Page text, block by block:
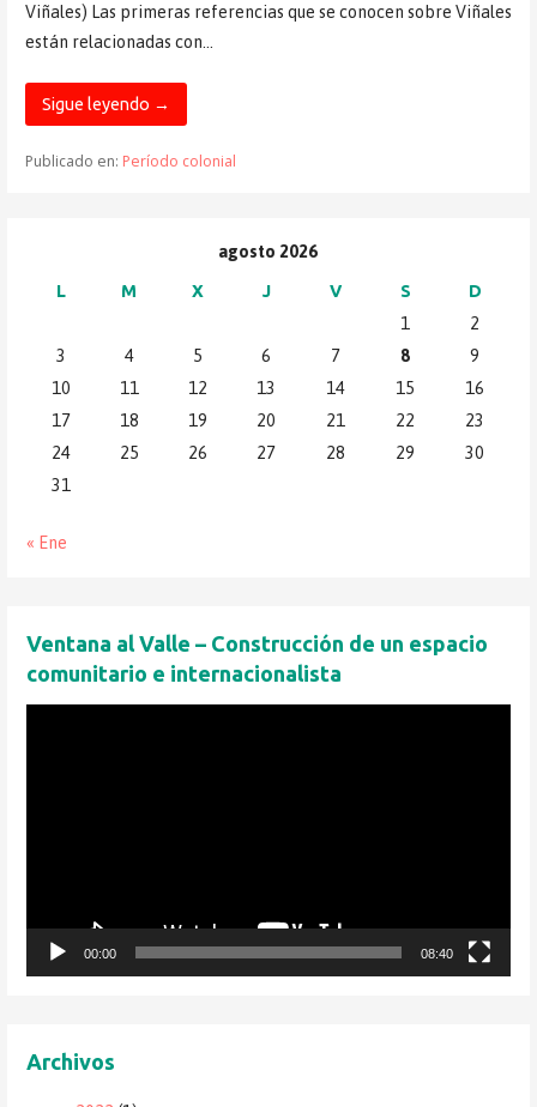
Viñales) Las primeras referencias que se conocen sobre Viñales
están relacionadas con…
Sigue leyendo →
Publicado en: Período colonial
agosto 2026
L M X J V S
D
1
2
3
4 5 6 7 8
9
10
11 12 13 14 15
16
17
18 19 20 21 22
23
24
25 26 27 28 29
30
31
« Ene
Ventana al Valle – Construcción de un espacio
comunitario e internacionalista
00:00 08:40
Archivos